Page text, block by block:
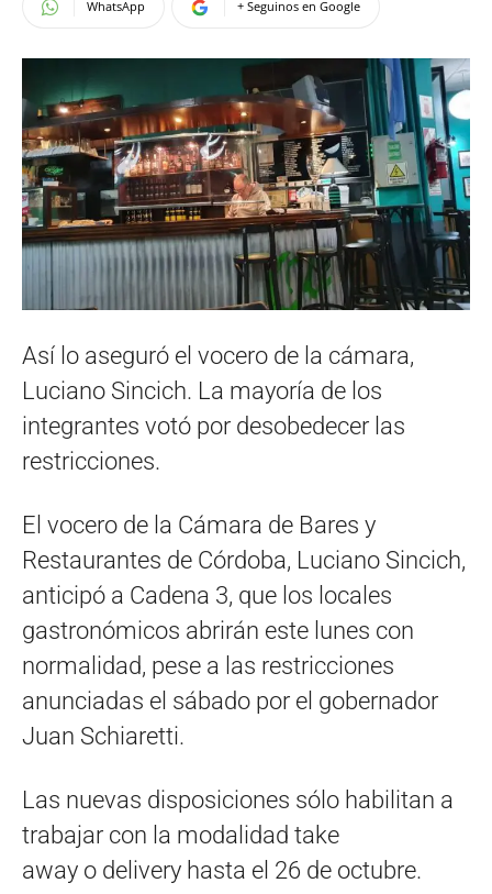
WhatsApp + Seguinos en Google
Así lo aseguró el vocero de la cámara,
Luciano Sincich. La mayoría de los
integrantes votó por desobedecer las
restricciones.
El vocero de la Cámara de Bares y
Restaurantes de Córdoba, Luciano Sincich,
anticipó a Cadena 3, que los locales
gastronómicos abrirán este lunes con
normalidad, pese a las restricciones
anunciadas el sábado por el gobernador
Juan Schiaretti.
Las nuevas disposiciones sólo habilitan a
trabajar con la modalidad take
away o delivery hasta el 26 de octubre.